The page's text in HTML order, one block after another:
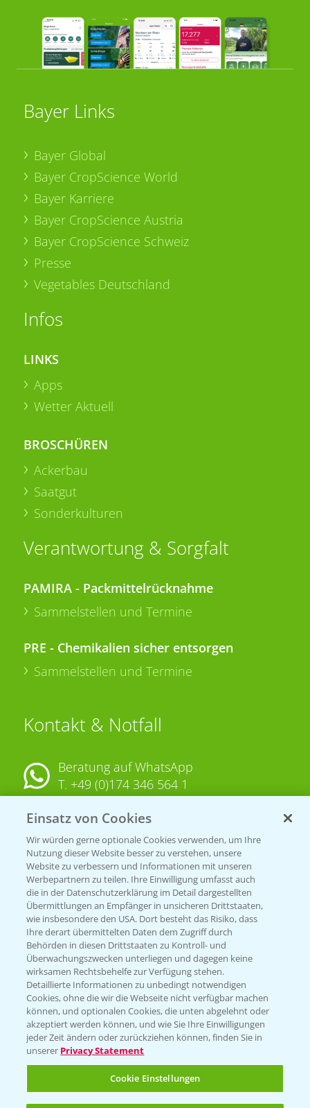
Bayer Links
Bayer Global
Bayer CropScience World
Bayer Karriere
Bayer CropScience Austria
Bayer CropScience Schweiz
Presse
Vegetables Deutschland
Infos
LINKS
Apps
Wetter Aktuell
BROSCHÜREN
Ackerbau
Saatgut
Sonderkulturen
Verantwortung & Sorgfalt
PAMIRA - Packmittelrücknahme
Sammelstellen und Termine
PRE - Chemikalien sicher entsorgen
Sammelstellen und Termine
Kontakt & Notfall
Beratung auf WhatsApp
T. +49 (0)174 346 564 1
KONTAKT
Hilfe in Notfällen
T.+49 (0)214/30-20220
Folgen Sie uns
Einsatz von Cookies
Wir würden gerne optionale Cookies verwenden, um Ihre
Nutzung dieser Website besser zu verstehen, unsere
Website zu verbessern und Informationen mit unseren
Werbepartnern zu teilen. Ihre Einwilligung umfasst auch
die in der Datenschutzerklärung im Detail dargestellten
Übermittlungen an Empfänger in unsicheren Drittstaaten,
wie insbesondere den USA. Dort besteht das Risiko, dass
Ihre derart übermittelten Daten dem Zugriff durch
Behörden in diesen Drittstaaten zu Kontroll- und
Überwachungszwecken unterliegen und dagegen keine
wirksamen Rechtsbehelfe zur Verfügung stehen.
Detaillierte Informationen zu unbedingt notwendigen
Cookies, ohne die wir die Webseite nicht verfügbar machen
können, und optionalen Cookies, die unten abgelehnt oder
akzeptiert werden können, und wie Sie Ihre Einwilligungen
jeder Zeit ändern oder zurückziehen können, finden Sie in
unserer Privacy Statement
Cookie Einstellungen